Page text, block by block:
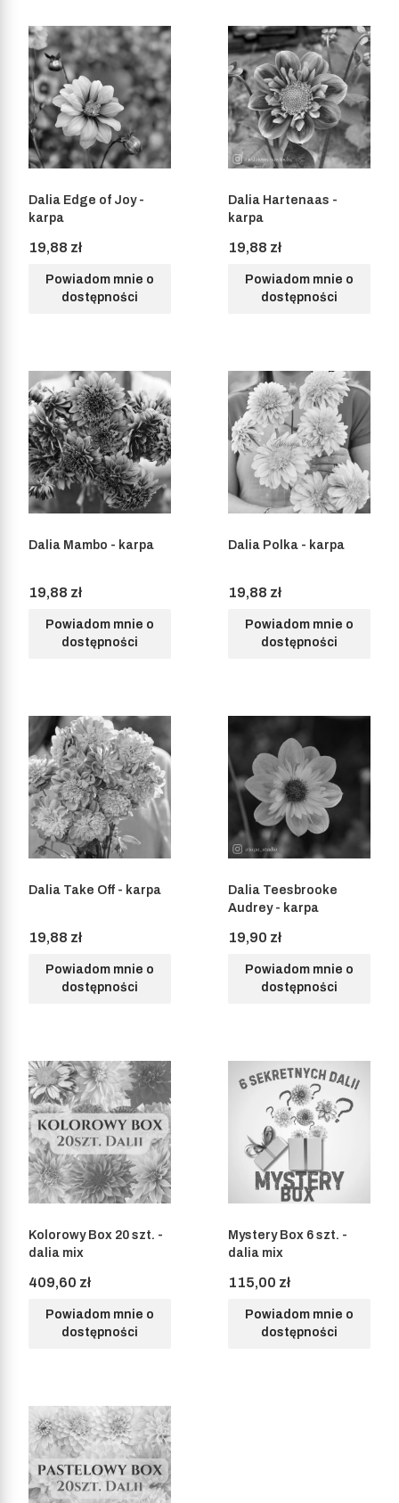
Dalia Edge of Joy -
karpa
Cena
19,88 zł
Powiadom mnie o
dostępności
Dalia Hartenaas -
karpa
Cena
19,88 zł
Powiadom mnie o
dostępności
Dalia Mambo - karpa
Cena
19,88 zł
Powiadom mnie o
dostępności
Dalia Polka - karpa
Cena
19,88 zł
Powiadom mnie o
dostępności
Dalia Take Off - karpa
Cena
19,88 zł
Powiadom mnie o
dostępności
Dalia Teesbrooke
Audrey - karpa
Cena
19,90 zł
Powiadom mnie o
dostępności
Kolorowy Box 20 szt. -
dalia mix
Cena
409,60 zł
Powiadom mnie o
dostępności
Mystery Box 6 szt. -
dalia mix
Cena
115,00 zł
Powiadom mnie o
dostępności